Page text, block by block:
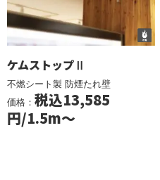
ケムストップⅡ
不燃シート製 防煙たれ壁
価格： 税込13,585
円/1.5m～